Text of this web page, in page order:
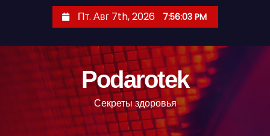
Пт. Авг 7th, 2026 7:56:05 PM
Podarotek
Секреты здоровья